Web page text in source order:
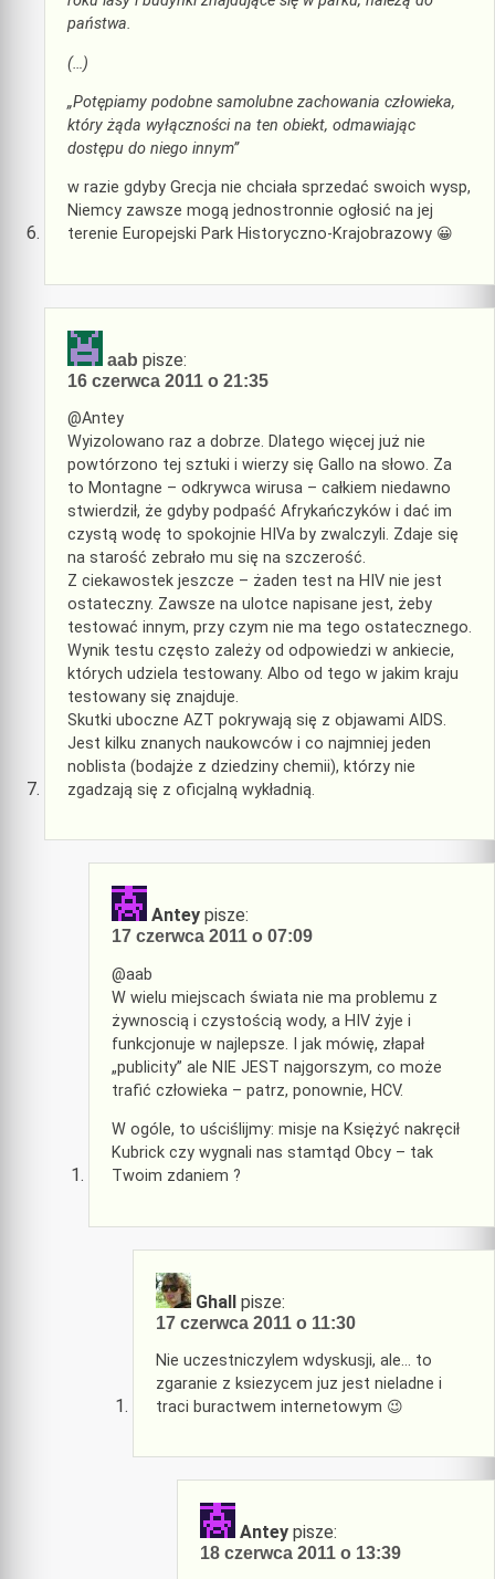
państwa.
(…)
„Potępiamy podobne samolubne zachowania człowieka,
który żąda wyłączności na ten obiekt, odmawiając
dostępu do niego innym”
w razie gdyby Grecja nie chciała sprzedać swoich wysp,
Niemcy zawsze mogą jednostronnie ogłosić na jej
terenie Europejski Park Historyczno-Krajobrazowy 😀
aab pisze:
16 czerwca 2011 o 21:35
@Antey
Wyizolowano raz a dobrze. Dlatego więcej już nie
powtórzono tej sztuki i wierzy się Gallo na słowo. Za
to Montagne – odkrywca wirusa – całkiem niedawno
stwierdził, że gdyby podpaść Afrykańczyków i dać im
czystą wodę to spokojnie HIVa by zwalczyli. Zdaje się
na starość zebrało mu się na szczerość.
Z ciekawostek jeszcze – żaden test na HIV nie jest
ostateczny. Zawsze na ulotce napisane jest, żeby
testować innym, przy czym nie ma tego ostatecznego.
Wynik testu często zależy od odpowiedzi w ankiecie,
których udziela testowany. Albo od tego w jakim kraju
testowany się znajduje.
Skutki uboczne AZT pokrywają się z objawami AIDS.
Jest kilku znanych naukowców i co najmniej jeden
noblista (bodajże z dziedziny chemii), którzy nie
zgadzają się z oficjalną wykładnią.
Antey pisze:
17 czerwca 2011 o 07:09
@aab
W wielu miejscach świata nie ma problemu z
żywnoscią i czystością wody, a HIV żyje i
funkcjonuje w najlepsze. I jak mówię, złapał
„publicity” ale NIE JEST najgorszym, co może
trafić człowieka – patrz, ponownie, HCV.
W ogóle, to uściślijmy: misje na Księżyć nakręcił
Kubrick czy wygnali nas stamtąd Obcy – tak
Twoim zdaniem ?
Ghall pisze:
17 czerwca 2011 o 11:30
Nie uczestniczylem wdyskusji, ale… to
zgaranie z ksiezycem juz jest nieladne i
traci buractwem internetowym 😉
Antey pisze:
18 czerwca 2011 o 13:39